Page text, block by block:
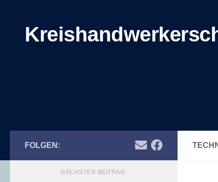
FOLGEN:
NÄCHSTER BEITRAG